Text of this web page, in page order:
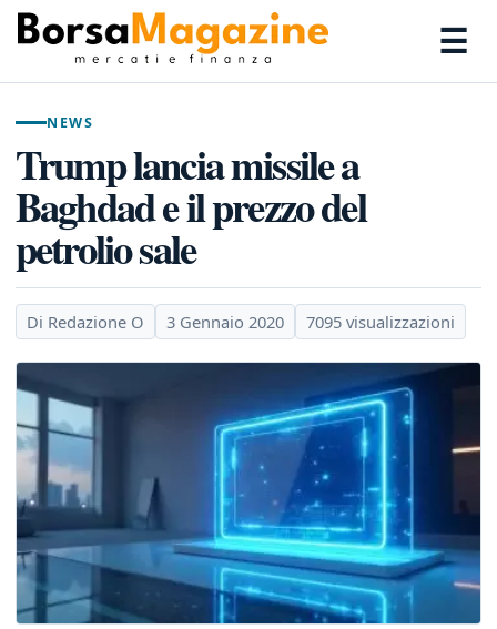
☰
NEWS
Trump lancia missile a
Baghdad e il prezzo del
petrolio sale
Di Redazione O 3 Gennaio 2020 7095 visualizzazioni